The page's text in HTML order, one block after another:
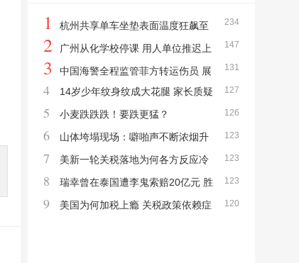
234
1
杭州共享单车坐垫表面温度狂飙至
63℃ 高温下的“烫手山芋”
147
2
广州从化学校停课 用人单位推迟上
班 台风“红霞”来袭防御措施启动
131
3
中国海警全程监管菲方转运伤员 展
现人道主义考量
127
4
14岁少年纹身纹成大花腿 家长质疑
店家疏忽
126
5 小麦跌跌跌！要跌更猛？
123
6
山体垮塌现场：噼啪声不断浓烟升
腾 居民紧急撤离
123
7
美新一轮关税落地为何各方反应冷
淡 缺乏证据引发质疑
123
8
瑞幸曾在泰国遭李鬼索赔20亿元 胜
诉反击商标侵权
120
9
美国为何加税上瘾 关税政策依赖症